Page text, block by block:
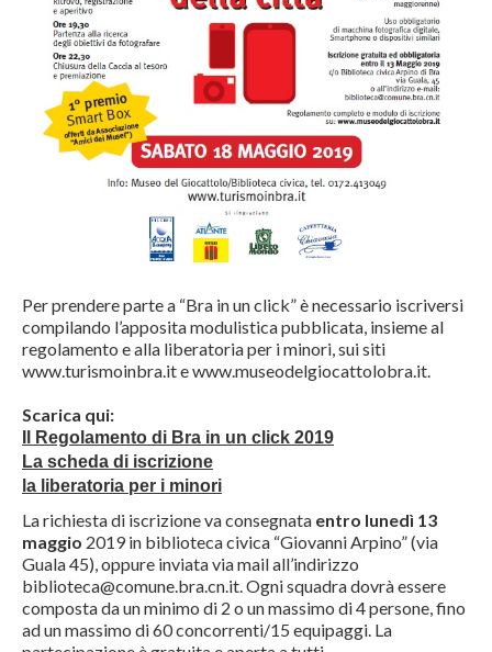
Per prendere parte a “Bra in un click” è necessario iscriversi
compilando l’apposita modulistica pubblicata, insieme al
regolamento e alla liberatoria per i minori, sui siti
www.turismoinbra.it e www.museodelgiocattolobra.it.
Scarica qui:
Il Regolamento di Bra in un click 2019
La scheda di iscrizione
la liberatoria per i minori
La richiesta di iscrizione va consegnata entro lunedì 13
maggio 2019 in biblioteca civica “Giovanni Arpino” (via
Guala 45), oppure inviata via mail all’indirizzo
biblioteca@comune.bra.cn.it. Ogni squadra dovrà essere
composta da un minimo di 2 o un massimo di 4 persone, fino
ad un massimo di 60 concorrenti/15 equipaggi. La